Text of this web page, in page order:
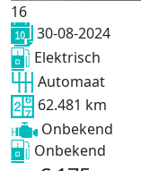
16
30-08-2024
Elektrisch
Automaat
62.481 km
Onbekend
Onbekend